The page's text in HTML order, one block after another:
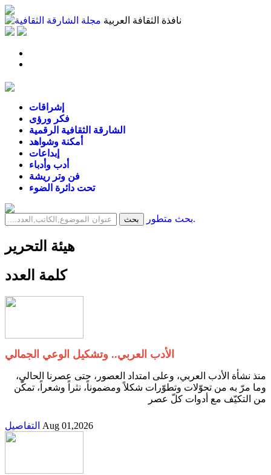
نافذة الثقافة العربية
إشراقات
فكر ورؤى
الشارقة الثقافية الرقمية
أمكنة وشواهد
إبداعات
أدب وأدباء
فن وتر ريشة
تحت دائرة الضوء
بحث متطور.
هيئة التحرير
كلمة العدد
الأدب العربي.. وتشكيل الوعي الجمالي
‬من‭ ‬التكيّف‭ ‬مع‭ ‬أدوات‭ ‬كلّ‭ ‬عصر‭
التفاصيل Aug 01,2026